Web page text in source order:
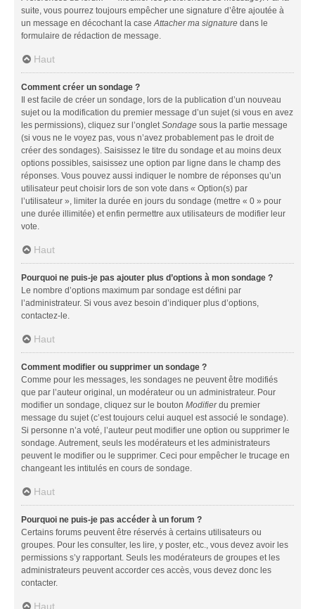
suite, vous pourrez toujours empêcher une signature d’être ajoutée à
un message en décochant la caseAttacher ma signature dans le
formulaire de rédaction de message.
Haut
Comment créer un sondage ?
Il est facile de créer un sondage, lors de la publication d’un nouveau
sujet ou la modification du premier message d’un sujet (si vous en avez
les permissions), cliquez sur l’ongletSondage sous la partie message
(si vous ne le voyez pas, vous n’avez probablement pas le droit de
créer des sondages). Saisissez le titre du sondage et au moins deux
options possibles, saisissez une option par ligne dans le champ des
réponses. Vous pouvez aussi indiquer le nombre de réponses qu’un
utilisateur peut choisir lors de son vote dans « Option(s) par
l’utilisateur », limiter la durée en jours du sondage (mettre « 0 » pour
une durée illimitée) et enfin permettre aux utilisateurs de modifier leur
vote.
Haut
Pourquoi ne puis-je pas ajouter plus d’options à mon sondage ?
Le nombre d’options maximum par sondage est défini par
l’administrateur. Si vous avez besoin d’indiquer plus d’options,
contactez-le.
Haut
Comment modifier ou supprimer un sondage ?
Comme pour les messages, les sondages ne peuvent être modifiés
que par l’auteur original, un modérateur ou un administrateur. Pour
modifier un sondage, cliquez sur le bouton Modifierdu premier
message du sujet (c’est toujours celui auquel est associé le sondage).
Si personne n’a voté, l’auteur peut modifier une option ou supprimer le
sondage. Autrement, seuls les modérateurs et les administrateurs
peuvent le modifier ou le supprimer. Ceci pour empêcher le trucage en
changeant les intitulés en cours de sondage.
Haut
Pourquoi ne puis-je pas accéder à un forum ?
Certains forums peuvent être réservés à certains utilisateurs ou
groupes. Pour les consulter, les lire, y poster, etc., vous devez avoir les
permissions s’y rapportant. Seuls les modérateurs de groupes et les
administrateurs peuvent accorder ces accès, vous devez donc les
contacter.
Haut